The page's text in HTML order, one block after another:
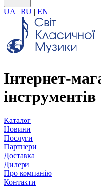
UA | RU | EN
Інтернет-
інструментів
Каталог
Новини
Послуги
Партнери
Доставка
Дилери
Про компанію
Контакти